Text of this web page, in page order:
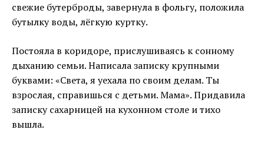
свежие бутерброды, завернула в фольгу, положила
бутылку воды, лёгкую куртку.
Постояла в коридоре, прислушиваясь к сонному
дыханию семьи. Написала записку крупными
буквами: «Света, я уехала по своим делам. Ты
взрослая, справишься с детьми. Мама». Придавила
записку сахарницей на кухонном столе и тихо
вышла.